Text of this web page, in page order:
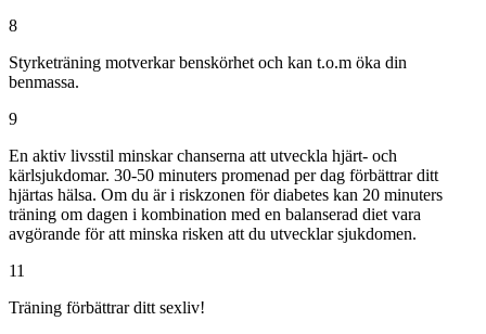
8
Styrketräning motverkar benskörhet och kan t.o.m öka din
benmassa.
9
En aktiv livsstil minskar chanserna att utveckla hjärt- och
kärlsjukdomar. 30-50 minuters promenad per dag förbättrar ditt
hjärtas hälsa. Om du är i riskzonen för diabetes kan 20 minuters
träning om dagen i kombination med en balanserad diet vara
avgörande för att minska risken att du utvecklar sjukdomen.
11
Träning förbättrar ditt sexliv!